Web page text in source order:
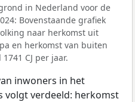
in Nederland voor de
Bovenstaande grafiek
naar herkomst uit
en herkomst van buiten
CJ per jaar.
inwoners in het
volgt verdeeld: herkomst